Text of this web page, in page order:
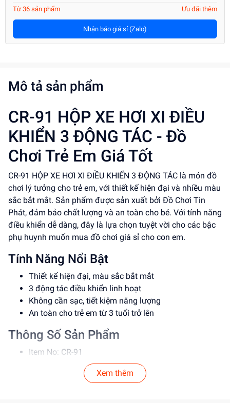
Từ 36 sản phẩm
Ưu đãi thêm
Nhận báo giá sỉ (Zalo)
Mô tả sản phẩm
CR-91 HỘP XE HƠI XI ĐIỀU
KHIỂN 3 ĐỘNG TÁC - Đồ
Chơi Trẻ Em Giá Tốt
CR-91 HỘP XE HƠI XI ĐIỀU KHIỂN 3 ĐỘNG TÁC là món đồ
chơi lý tưởng cho trẻ em, với thiết kế hiện đại và nhiều màu
sắc bắt mắt. Sản phẩm được sản xuất bởi Đồ Chơi Tin
Phát, đảm bảo chất lượng và an toàn cho bé. Với tính năng
điều khiển dễ dàng, đây là lựa chọn tuyệt vời cho các bậc
phụ huynh muốn mua đồ chơi giá sỉ cho con em.
Tính Năng Nổi Bật
Thiết kế hiện đại, màu sắc bắt mắt
3 động tác điều khiển linh hoạt
Không cần sạc, tiết kiệm năng lượng
An toàn cho trẻ em từ 3 tuổi trở lên
Thông Số Sản Phẩm
Item No: CR-91
Loại: Đồ chơi điều khiển
Chất liệu: Nhựa cao cấpXem thêm